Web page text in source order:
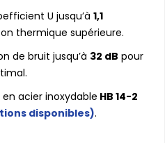
U jusqu’à 1,1
thermique supérieure.
de bruit jusqu’à 32 dB pour
acier inoxydable HB 14-2
disponibles).